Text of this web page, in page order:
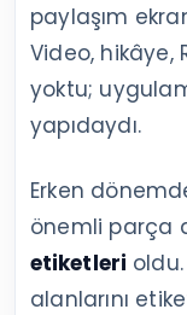
paylaşım
Video, hikâye,
yoktu;
yapıdaydı.
Erken
önemli parça
etiketleri
alanlarını